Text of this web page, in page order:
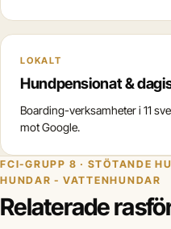
LOKALT
Hundpensionat &
Boarding-verksamheter i 11
mot Google.
FCI-GRUPP 8 · STÖTANDE
HUNDAR - VATTENHUNDAR
Relaterade